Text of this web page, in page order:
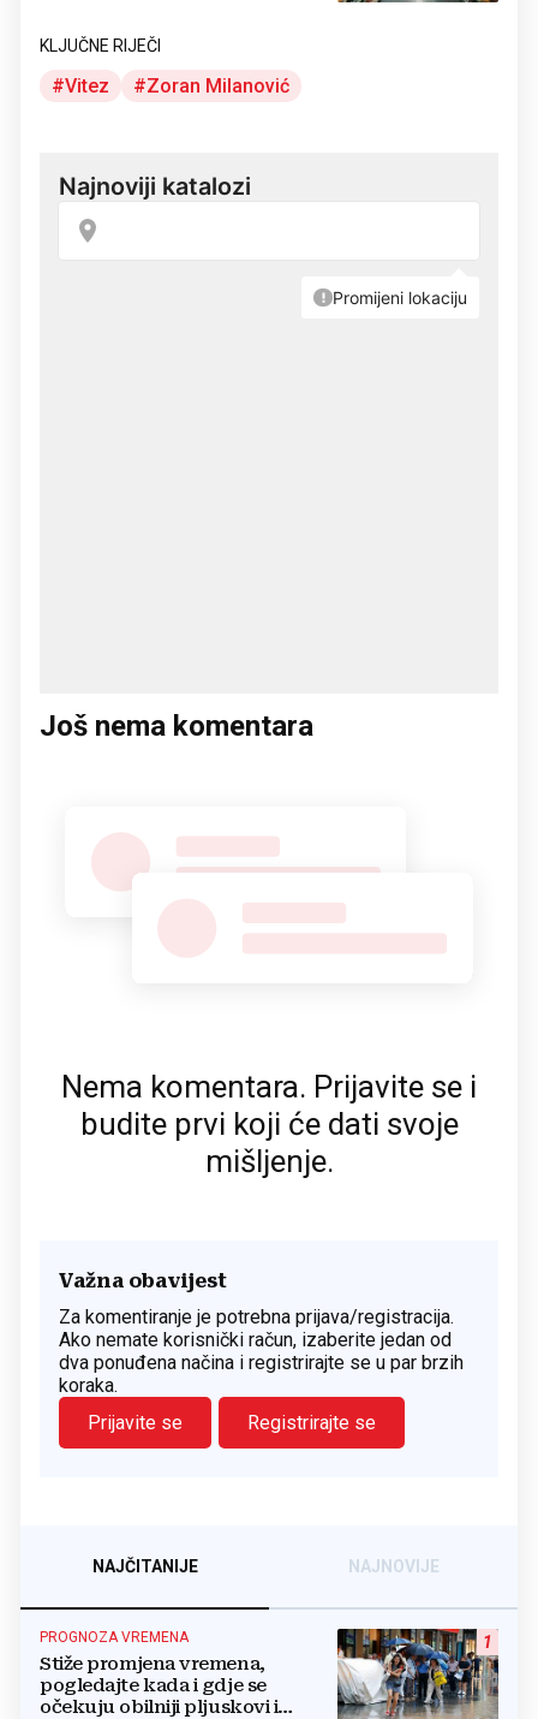
KLJUČNE RIJEČI
Vitez Zoran Milanović
Još nema komentara
Nema komentara. Prijavite se i
budite prvi koji će dati svoje
mišljenje.
Važna obavijest
Za komentiranje je potrebna prijava/registracija.
Ako nemate korisnički račun, izaberite jedan od
dva ponuđena načina i registrirajte se u par brzih
koraka.
Prijavite se
Registrirajte se
NAJČITANIJE NAJNOVIJE
1
PROGNOZA VREMENA
Stiže promjena vremena,
pogledajte kada i gdje se
očekuju obilniji pljuskovi i